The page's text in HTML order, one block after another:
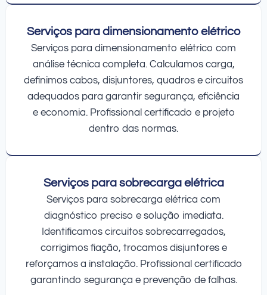
Serviços para dimensionamento elétrico
Serviços para dimensionamento elétrico com
análise técnica completa. Calculamos carga,
definimos cabos, disjuntores, quadros e circuitos
adequados para garantir segurança, eficiência
e economia. Profissional certificado e projeto
dentro das normas.
Serviços para sobrecarga elétrica
Serviços para sobrecarga elétrica com
diagnóstico preciso e solução imediata.
Identificamos circuitos sobrecarregados,
corrigimos fiação, trocamos disjuntores e
reforçamos a instalação. Profissional certificado
garantindo segurança e prevenção de falhas.